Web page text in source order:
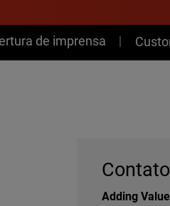
de imprensa
Adding